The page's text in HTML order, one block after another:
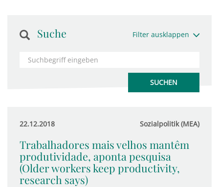
Suche Filter ausklappen
22.12.2018 Sozialpolitik (MEA)
Trabalhadores mais velhos mantêm
produtividade, aponta pesquisa
(Older workers keep productivity,
research says)